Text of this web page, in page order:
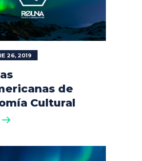
26, 2019
de
Cultural